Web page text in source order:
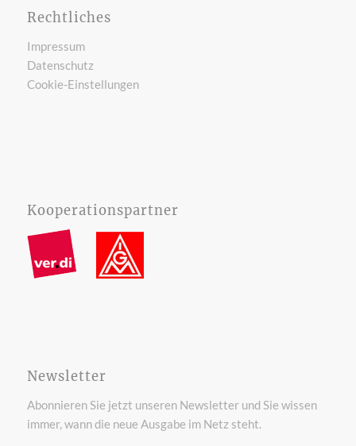
Rechtliches
Impressum
Datenschutz
Cookie-Einstellungen
Kooperationspartner
Newsletter
Abonnieren Sie jetzt unseren Newsletter und Sie wissen
immer, wann die neue Ausgabe im Netz steht.